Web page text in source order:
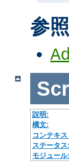
参照
説明:
構文:
コンテキ
ステータス:
モジュール: